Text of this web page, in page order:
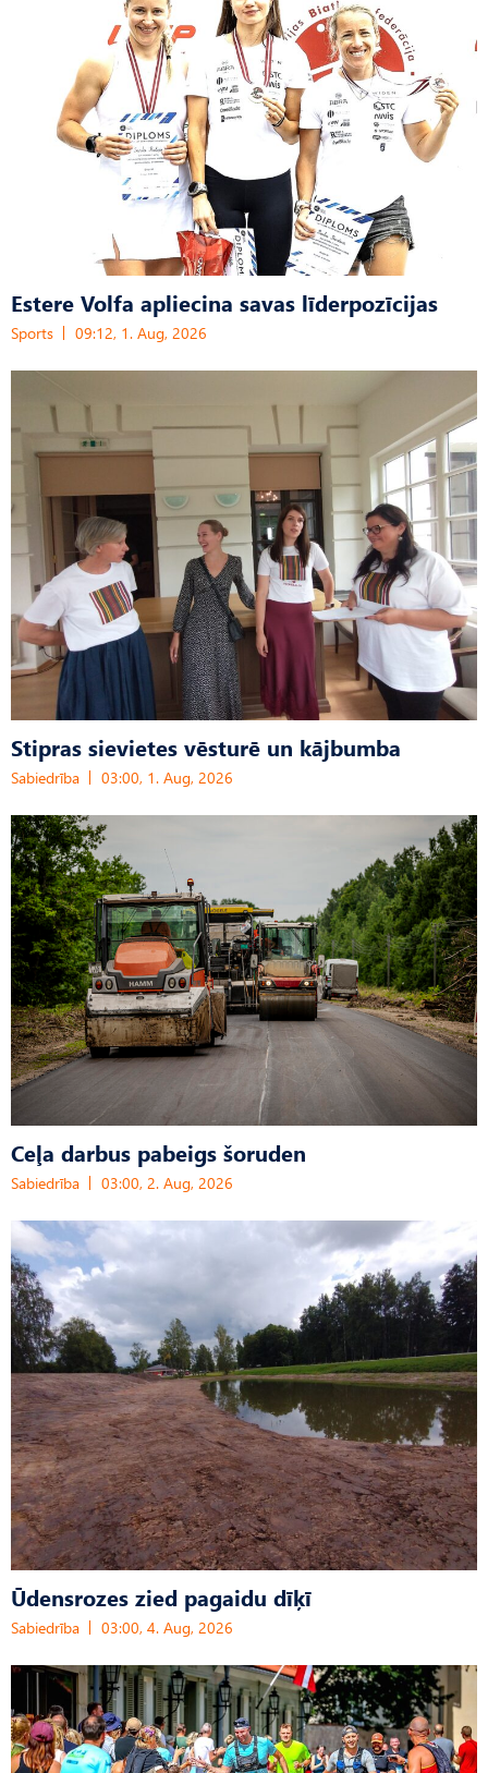
Estere Volfa apliecina savas līderpozīcijas
Sports 09:12, 1. Aug, 2026
Stipras sievietes vēsturē un kājbumba
Sabiedrība 03:00, 1. Aug, 2026
Ceļa darbus pabeigs šoruden
Sabiedrība 03:00, 2. Aug, 2026
Ūdensrozes zied pagaidu dīķī
Sabiedrība 03:00, 4. Aug, 2026